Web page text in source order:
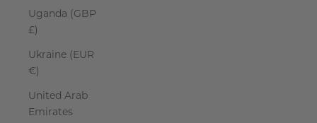
Uganda (GBP
£)
Ukraine (EUR
€)
United Arab
Emirates